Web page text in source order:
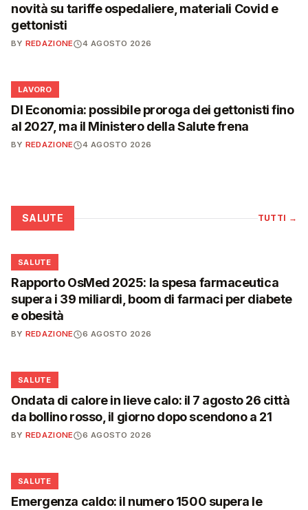
novità su tariffe ospedaliere, materiali Covid e
gettonisti
BY REDAZIONE 4 AGOSTO 2026
💼
LAVORO
Dl Economia: possibile proroga dei gettonisti fino
al 2027, ma il Ministero della Salute frena
BY REDAZIONE 4 AGOSTO 2026
SALUTE TUTTI →
❤️
SALUTE
Rapporto OsMed 2025: la spesa farmaceutica
supera i 39 miliardi, boom di farmaci per diabete
e obesità
BY REDAZIONE 6 AGOSTO 2026
❤️
SALUTE
Ondata di calore in lieve calo: il 7 agosto 26 città
da bollino rosso, il giorno dopo scendono a 21
BY REDAZIONE 6 AGOSTO 2026
❤️
SALUTE
Emergenza caldo: il numero 1500 supera le